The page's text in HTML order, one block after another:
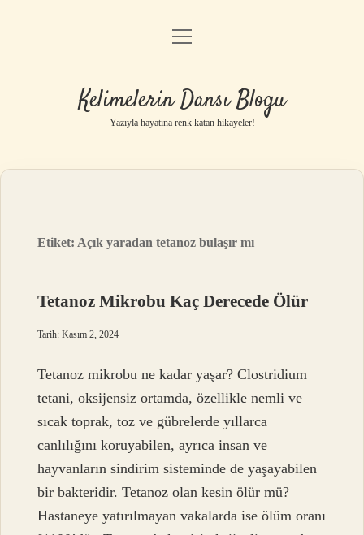
Anasayfa
Yasal Uyarı
menüyü
Kelimelerin Dansı Blogu
Yazıyla hayatına renk katan hikayeler!
Etiket: Açık yaradan tetanoz bulaşır mı
Tetanoz Mikrobu Kaç Derecede Ölür
Tarih: Kasım 2, 2024
Tetanoz mikrobu ne kadar yaşar? Clostridium
tetani, oksijensiz ortamda, özellikle nemli ve
sıcak toprak, toz ve gübrelerde yıllarca
canlılığını koruyabilen, ayrıca insan ve
hayvanların sindirim sisteminde de yaşayabilen
bir bakteridir. Tetanoz olan kesin ölür mü?
Hastaneye yatırılmayan vakalarda ise ölüm oranı